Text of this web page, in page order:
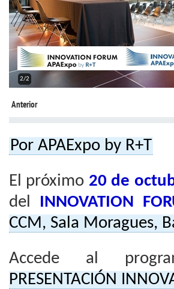
2/2
Anterior
Por APAExpo by R+T
El próximo 20 de
del INNOVATION
CCM, Sala Moragues,
Accede al
PRESENTACIÓN